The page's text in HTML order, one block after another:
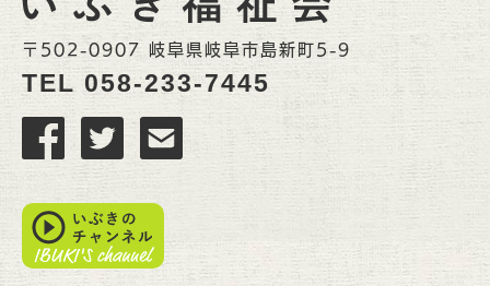
〒502-0907 岐阜県岐阜市島新町5-9
TEL 058-233-7445